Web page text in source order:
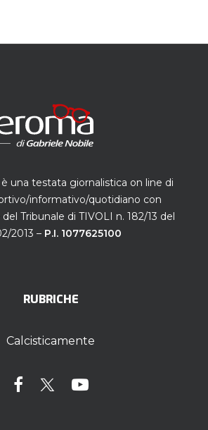
una testata giornalistica on line di
informativo/quotidiano con
Tribunale di TIVOLI n. 182/13 del
2013 – P.I. 1077625100
RUBRICHE
Calcisticamente